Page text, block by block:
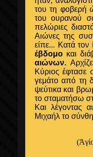
του τη φοβερή
του ουρανού
πελώριες
Αιώνες της
είπε... Κατά τον
έβδομο και
αιώνων.
Κύριος έφτασε
γεμάτο από τη
ψεύτικα και
το σταματήσω
Και λέγοντας
Μιχαήλ το